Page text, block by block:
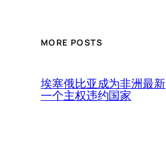
MORE POSTS
埃塞俄比亚成为非洲最新
一个主权违约国家